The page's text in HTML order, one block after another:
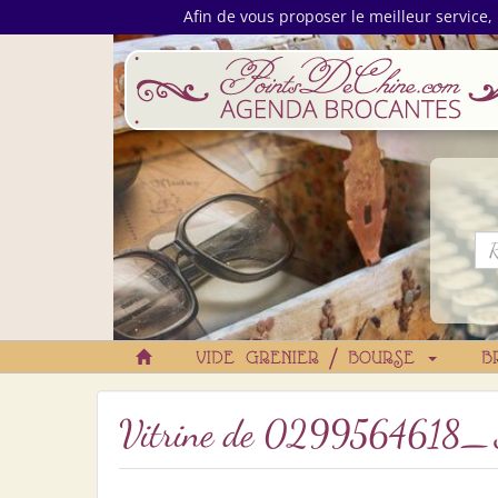
Afin de vous proposer le meilleur
VIDE GRENIER / BOURSE
Vitrine de